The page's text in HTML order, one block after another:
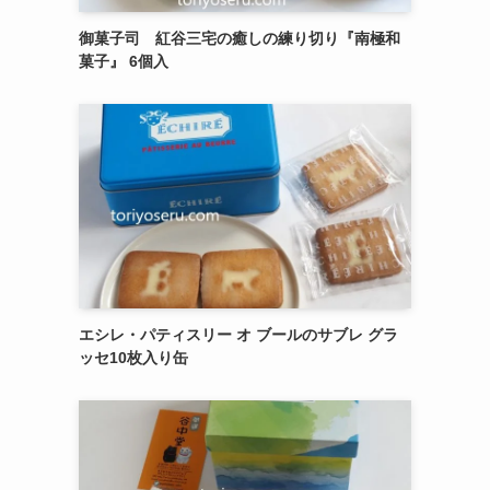
御菓子司 紅谷三宅の癒しの練り切り『南極和
菓子』 6個入
エシレ・パティスリー オ ブールのサブレ グラ
ッセ10枚入り缶